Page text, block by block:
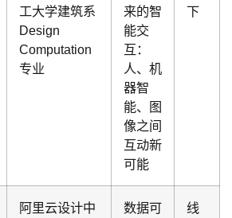
工大学建筑系
Design
Computation
专业
来的智
能交
互：
人、机
器智
能、图
像之间
互动新
可能
下
阿里云设计中
数据可
线